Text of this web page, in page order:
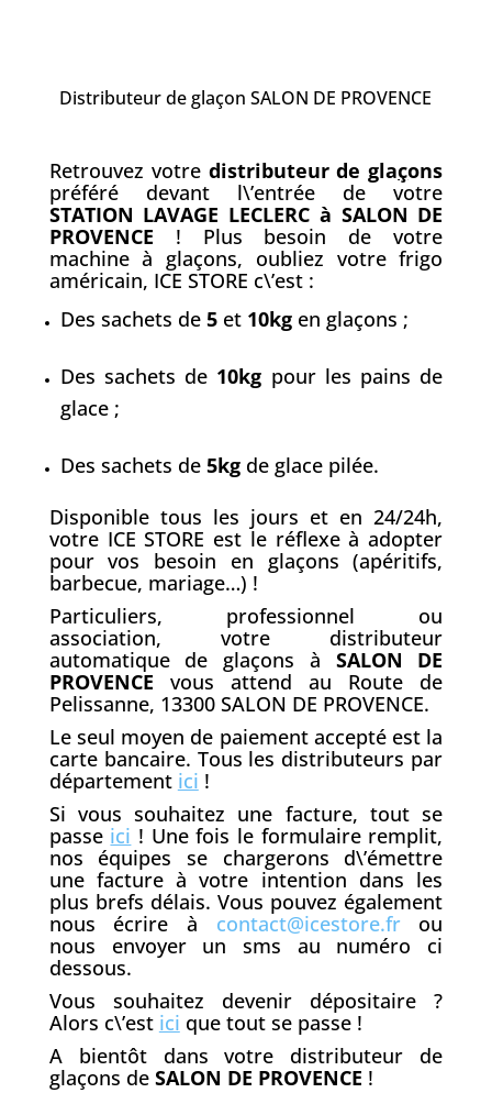
Distributeur de glaçon SALON DE PROVENCE
Retrouvez votre distributeur de glaçons
préféré devant l\’entrée de votre
STATION LAVAGE LECLERC à SALON DE
PROVENCE ! Plus besoin de votre
machine à glaçons, oubliez votre frigo
américain, ICE STORE c\’est :
Des sachets de 5et 10kgen glaçons ;
Des sachets de 10kg pour les pains de
glace ;
Des sachets de 5kgde glace pilée.
Disponible tous les jours et en 24/24h,
votre ICE STORE est le réflexe à adopter
pour vos besoin en glaçons (apéritifs,
barbecue, mariage…) !
Particuliers, professionnel ou
association, votre distributeur
automatique de glaçons à SALON DE
PROVENCE vous attend au Route de
Pelissanne, 13300 SALON DE PROVENCE.
Le seul moyen de paiement accepté est la
carte bancaire. Tous les distributeurs par
département ici !
Si vous souhaitez une facture, tout se
passe ici ! Une fois le formulaire remplit,
nos équipes se chargerons d\’émettre
une facture à votre intention dans les
plus brefs délais. Vous pouvez également
nous écrire à contact@icestore.frou
nous envoyer un sms au numéro ci
dessous.
Vous souhaitez devenir dépositaire ?
Alors c\’est ici que tout se passe !
A bientôt dans votre distributeur de
glaçons de SALON DE PROVENCE !